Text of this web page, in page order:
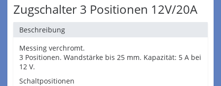
Zugschalter 3 Positionen 12V/20A
Beschreibung
Messing verchromt.
3 Positionen. Wandstärke bis 25 mm. Kapazität: 5 A bei
12 V.
Schaltpositionen